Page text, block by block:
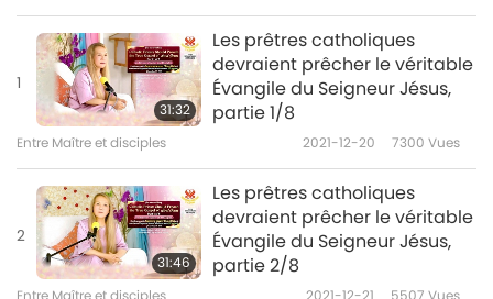
1
31:32
Les prêtres catholiques
devraient prêcher le véritable
Évangile du Seigneur Jésus,
partie 1/8
Entre Maître et disciples 2021-12-20 7300 Vues
2
31:46
Les prêtres catholiques
devraient prêcher le véritable
Évangile du Seigneur Jésus,
partie 2/8